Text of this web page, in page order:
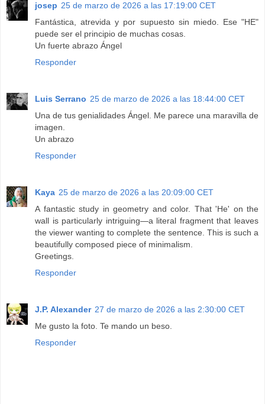
josep 25 de marzo de 2026 a las 17:19:00 CET
Fantástica, atrevida y por supuesto sin miedo. Ese "HE"
puede ser el principio de muchas cosas.
Un fuerte abrazo Ángel
Responder
Luis Serrano 25 de marzo de 2026 a las 18:44:00 CET
Una de tus genialidades Ángel. Me parece una maravilla de
imagen.
Un abrazo
Responder
Kaya 25 de marzo de 2026 a las 20:09:00 CET
A fantastic study in geometry and color. That 'He' on the
wall is particularly intriguing—a literal fragment that leaves
the viewer wanting to complete the sentence. This is such a
beautifully composed piece of minimalism.
Greetings.
Responder
J.P. Alexander 27 de marzo de 2026 a las 2:30:00 CET
Me gusto la foto. Te mando un beso.
Responder